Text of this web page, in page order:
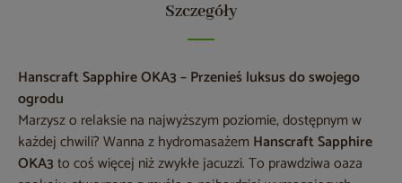
Szczegóły
Hanscraft Sapphire OKA3 – Przenieś luksus do swojego
ogrodu
Marzysz o relaksie na najwyższym poziomie, dostępnym w
każdej chwili? Wanna z hydromasażem Hanscraft Sapphire
OKA3to coś więcej niż zwykłe jacuzzi. To prawdziwa oaza